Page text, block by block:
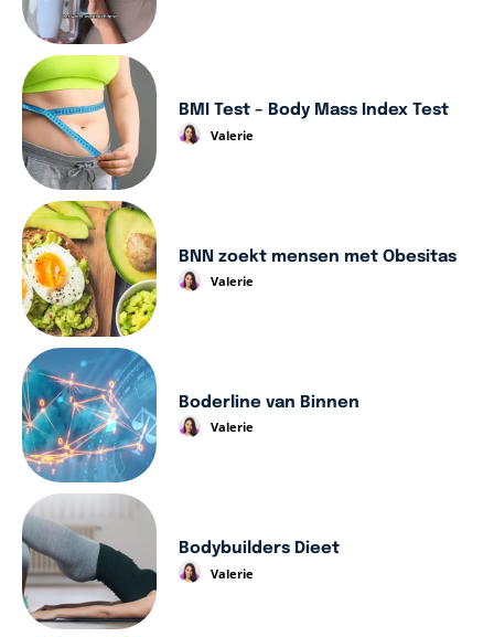
BMI Test – Body Mass Index Test
Valerie
BNN zoekt mensen met Obesitas
Valerie
Boderline van Binnen
Valerie
Bodybuilders Dieet
Valerie